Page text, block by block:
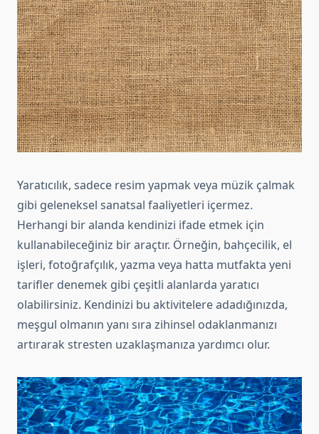
Yaratıcılık, sadece resim yapmak veya müzik çalmak
gibi geleneksel sanatsal faaliyetleri içermez.
Herhangi bir alanda kendinizi ifade etmek için
kullanabileceğiniz bir araçtır. Örneğin, bahçecilik, el
işleri, fotoğrafçılık, yazma veya hatta mutfakta yeni
tarifler denemek gibi çeşitli alanlarda yaratıcı
olabilirsiniz. Kendinizi bu aktivitelere adadığınızda,
meşgul olmanın yanı sıra zihinsel odaklanmanızı
artırarak stresten uzaklaşmanıza yardımcı olur.